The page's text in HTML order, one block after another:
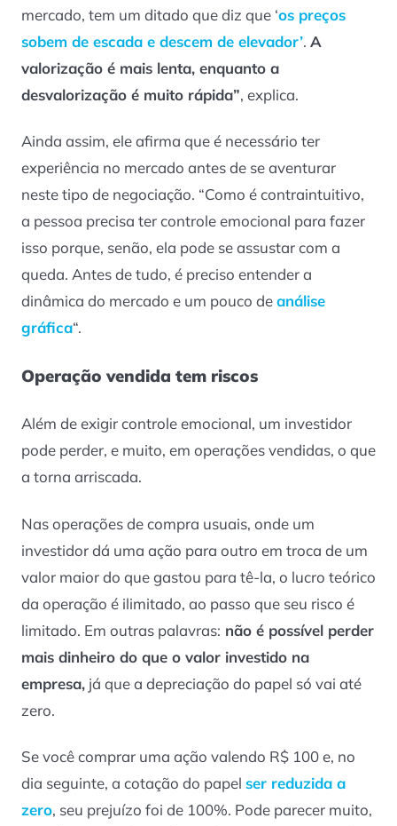
mercado, tem um ditado que diz que ‘os preços
sobem de escada e descem de elevador’. A
valorização é mais lenta, enquanto a
desvalorização é muito rápida”, explica.
Ainda assim, ele afirma que é necessário ter
experiência no mercado antes de se aventurar
neste tipo de negociação. “Como é contraintuitivo,
a pessoa precisa ter controle emocional para fazer
isso porque, senão, ela pode se assustar com a
queda. Antes de tudo, é preciso entender a
dinâmica do mercado e um pouco deanálise
gráfica“.
Operação vendida tem riscos
Além de exigir controle emocional, um investidor
pode perder, e muito, em operações vendidas, o que
a torna arriscada.
Nas operações de compra usuais, onde um
investidor dá uma ação para outro em troca de um
valor maior do que gastou para tê-la, o lucro teórico
da operação é ilimitado, ao passo que seu risco é
limitado. Em outras palavras: não é possível perder
mais dinheiro do que o valor investido na
empresa, já que a depreciação do papel só vai até
zero.
Se você comprar uma ação valendo R$ 100 e, no
dia seguinte, a cotação do papel ser reduzida a
zero, seu prejuízo foi de 100%. Pode parecer muito,